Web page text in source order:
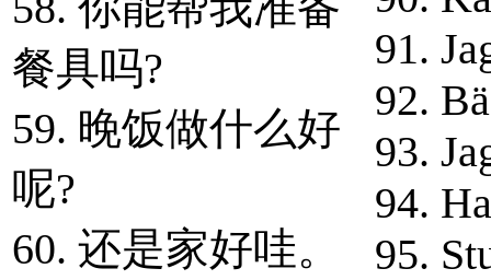
餐具吗?
59. 晚饭做什么好
呢?
60. 还是家好哇。
91.
92.
93.
94.
95.